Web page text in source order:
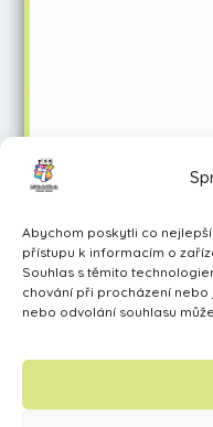
Abychom poskytli co
přístupu k informacím o
Souhlas s těmito
chování při procházení nebo
nebo odvolání souhlasu